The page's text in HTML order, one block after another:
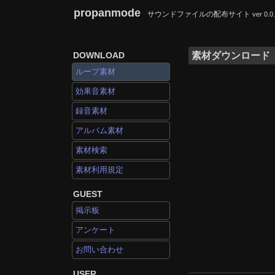
propanmode サウンドファイルの配布サイト ver
DOWNLOAD
ループ素材
効果音素材
録音素材
アルバム素材
素材検索
素材利用規定
GUEST
掲示板
アンケート
お問い合わせ
素材ダウンロード